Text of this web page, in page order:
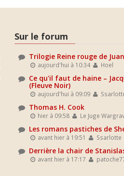
Sur le forum
Trilogie Reine rouge de
aujourd'hui à 10:34 Hoel
Ce qu'il faut de haine –
(Fleuve Noir)
aujourd'hui à 09:09
Thomas H. Cook
hier à 09:58 Le Juge
Les romans pastiches de
avant hier à 19:51 Ssarlotte
Derrière la chair de
avant hier à 17:17